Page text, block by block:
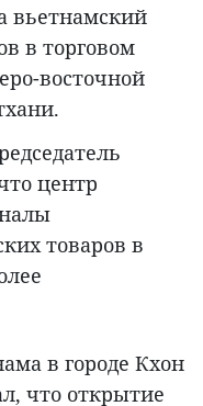
вьетнамский
в торговом
восточной
центр
товаров в
в городе Кхон
что открытие